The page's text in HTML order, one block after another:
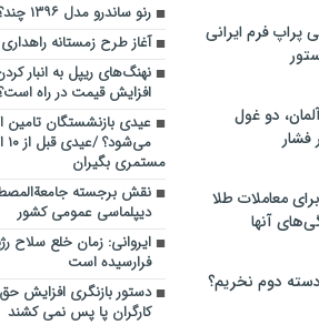
پراپ فرم ایرانی
دو غول
معاملات طلا
آنها
دوم نخریم؟
رنو ساندرو مدل ۱۳۹۶ چند؟ + جدول قیمت
آغاز طرح زمستانه
نهنگ‌های ریپل به انبار
افزایش قیمت در راه
عیدی بازنشستگان تامین
مستمری بگیران
نقش برجسته
دیپلماسی عمومی کشور
ایروانی: زمان خلع سلاح
فرارسیده است
کارگران پا پس نمی کشند